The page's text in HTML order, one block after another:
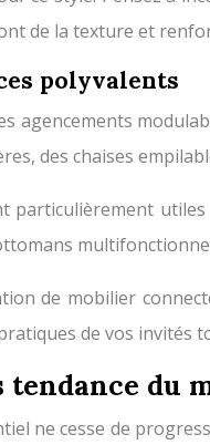
de la texture et
polyvalents
agencements
des chaises
particulièrement
de mobilier
de vos invités
du
ne cesse de